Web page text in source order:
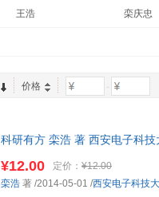
科学出版社 苏州大
王浩
栾庆忠
价格 -
科研有方 栾浩 著 西安电子科
¥12.00 定价： ¥12.00
栾浩 著 /2014-05-01 /西安电子科技